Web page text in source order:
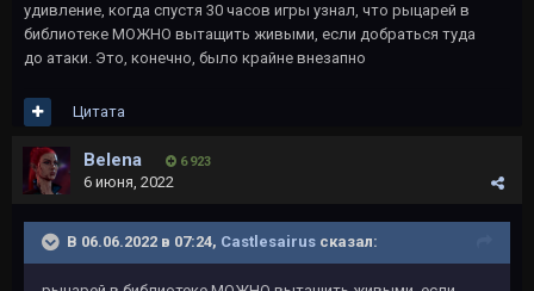
удивление, когда спустя 30 часов игры узнал, что рыцарей в
библиотеке МОЖНО вытащить живыми, если добраться туда
до атаки. Это, конечно, было крайне внезапно
Цитата
Belena 6 923
6 июня, 2022
В 06.06.2022 в 07:24, Castlesairus сказал: